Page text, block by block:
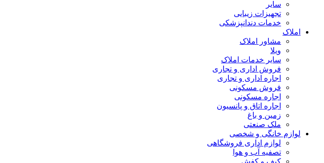
سایر
تجهیزات زیبایی
خدمات دندانپزشکی
املاک
مشاور املاک
ویلا
سایر خدمات املاک
فروش اداری و تجاری
اجاره اداری و تجاری
فروش مسکونی
اجاره مسکونی
اجاره اتاق و پانسیون
زمین و باغ
ملک صنعتی
لوازم خانگی و شخصی
لوازم اداری فروشگاهی
تصفیه آب و هوا